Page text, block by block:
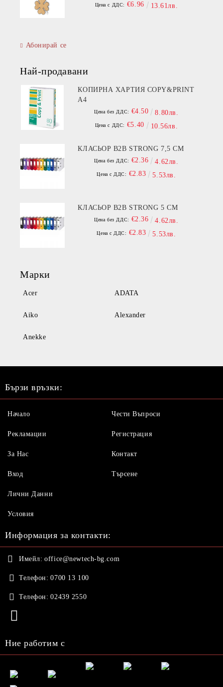
Цена с ДДС: €6.96 13.61лв.
Абонирай се
Най-продавани
КОПИРНА ХАРТИЯ COPY&PRINT
A4
Цена без ДДС: €4.50 8.80лв.
Цена с ДДС: €5.40 10.56лв.
КЛАСЬОР B2B STRONG 7,5 СМ
Цена без ДДС: €2.36 4.62лв.
Цена с ДДС: €2.83 5.53лв.
КЛАСЬОР B2B STRONG 5 СМ
Цена без ДДС: €2.36 4.62лв.
Цена с ДДС: €2.83 5.53лв.
Марки
Acer ADATA
Aiko Alexander
Anekke
Бързи връзки:
Начало
Рекламации
За Нас
Вход
Чести Въпроси
Регистрация
Контакт
Търсене
Лични Данни
Условия
Информация за контакти:
Имейл: office@newtech-bg.com
Телефон: 0700 13 100
Телефон: 02439 2550
Ние работим с